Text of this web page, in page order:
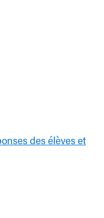
des élèves et